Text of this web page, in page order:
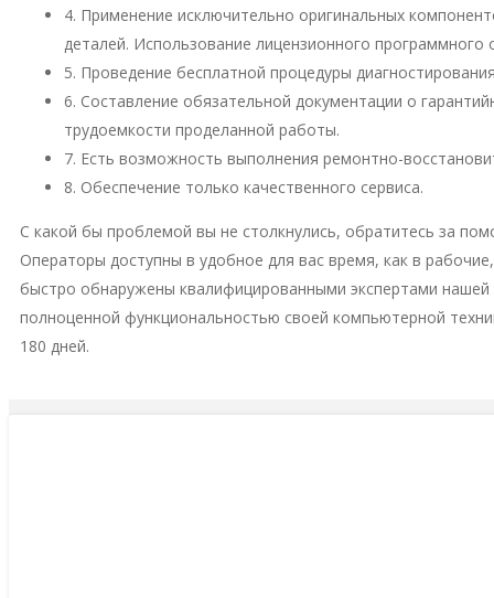
4. Применение исключительно оригинальных
деталей. Использование лицензионного
5. Проведение бесплатной процедуры
6. Составление обязательной документации о
трудоемкости проделанной работы.
7. Есть возможность выполнения ремонтно-
8. Обеспечение только качественного сервиса.
С какой бы проблемой вы не столкнулись, обратитесь за
Операторы доступны в удобное для вас время, как в
быстро обнаружены квалифицированными экспертами
полноценной функциональностью своей компьютерной
180 дней.